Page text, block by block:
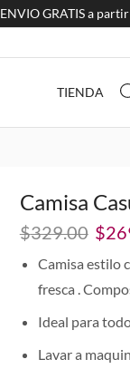
ENVIO GRATIS a
TIENDA
Camisa
$329.00 El
era:
$
Camisa estilo
fresca .
Ideal para
Lavar a